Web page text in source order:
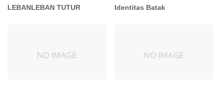
LEBANLEBAN TUTUR Identitas Batak